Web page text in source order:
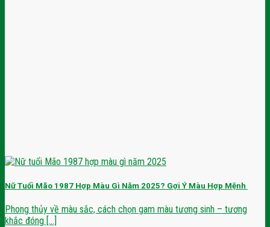
Nữ Tuổi Mão 1987 Hợp Màu Gì Năm 2025? Gợi Ý Màu Hợp Mệnh
Phong thủy về màu sắc, cách chọn gam màu tương sinh – tương
khắc đóng [...]